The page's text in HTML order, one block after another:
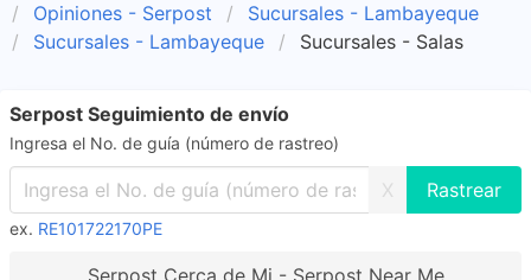
Opiniones - Serpost
Sucursales - Lambayeque
Sucursales - Lambayeque
Sucursales - Salas
Serpost Seguimiento de envío
Ingresa el No. de guía (número de rastreo)
X
ex. RE101722170PE
Serpost Cerca de Mi - Serpost Near Me